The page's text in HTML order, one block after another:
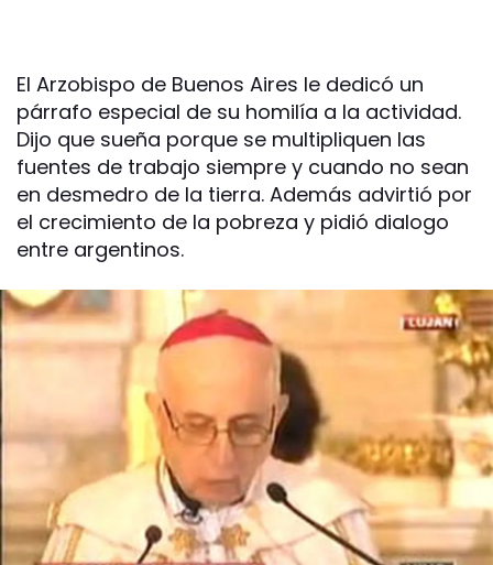
El Arzobispo de Buenos Aires le dedicó un
párrafo especial de su homilía a la actividad.
Dijo que sueña porque se multipliquen las
fuentes de trabajo siempre y cuando no sean
en desmedro de la tierra. Además advirtió por
el crecimiento de la pobreza y pidió dialogo
entre argentinos.